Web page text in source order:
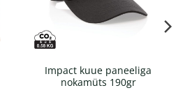
Impact kuue paneeliga
nokamüts 190gr